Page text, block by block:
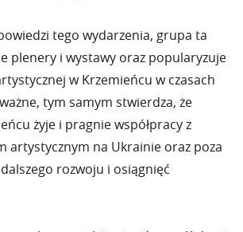
tego wydarzenia, grupa ta
plenery i wystawy oraz popularyzuje
w Krzemieńcu w czasach
tym samym stwierdza, że
żyje i pragnie współpracy z
artystycznym na Ukrainie oraz poza
rozwoju i osiągnięć